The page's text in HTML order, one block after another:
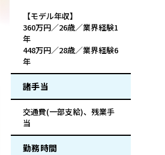
【モデル年収】
360万円／26歳／業界経験1
年
448万円／28歳／業界経験6
年
諸手当
交通費(一部支給)、残業手
当
勤務時間